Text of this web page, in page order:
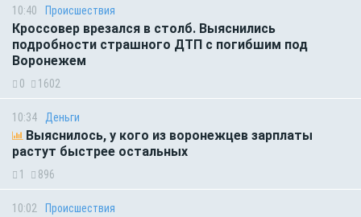
10:40 Происшествия
Кроссовер врезался в столб. Выяснились
подробности страшного ДТП с погибшим под
Воронежем
0 1602
10:34 Деньги
Выяснилось, у кого из воронежцев зарплаты
растут быстрее остальных
1 896
10:02 Происшествия